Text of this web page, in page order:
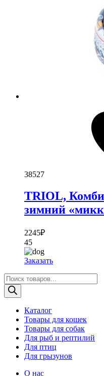
38527
TRIOL,
зимний
2245₽
45
Заказать
Поиск
товаров
Каталог
Товары для кошек
Товары для собак
Для рыб и рептилий
Для птиц
Для грызунов
О нас